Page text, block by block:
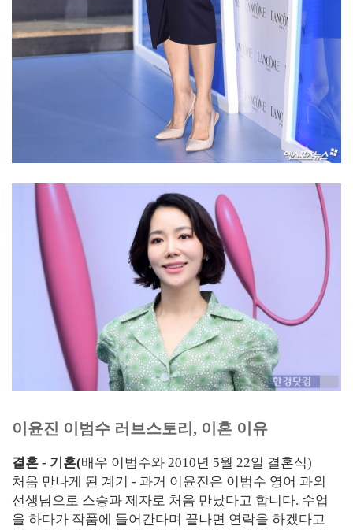
이윤진 이범수 러브스토리, 이혼 이유
결혼 - 기혼(배우 이범수와 2010년 5월 22일 결혼식)
처음 만나게 된 계기 - 과거 이윤진은 이범수 영어 과외
선생님으로 스승과 제자로 처음 만났다고 합니다. 수업
을 하다가 작품에 들어간다며 끝나면 연락을 하겠다고